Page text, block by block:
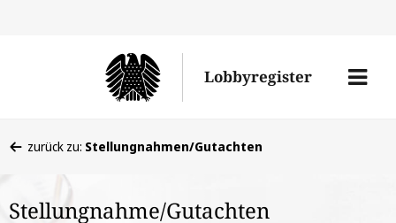
Lobbyregister
Menü
befinden
hier:
zurück zu: Stellungnahmen/Gutachten
Stellungnahme/Gutachten